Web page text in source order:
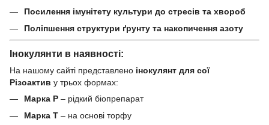
Посилення імунітету культури до стресів та хвороб
Поліпшення структури ґрунту та накопичення азоту
Інокулянти в наявності:
На нашому сайті представлено інокулянт для сої
Різоактив у трьох формах:
Марка Р – рідкий біопрепарат
Марка Т – на основі торфу